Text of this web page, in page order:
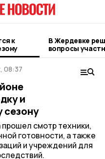
к
В Жердевке
вопросы
08:37
и
смотр техники,
готовности, а также
и учреждений для